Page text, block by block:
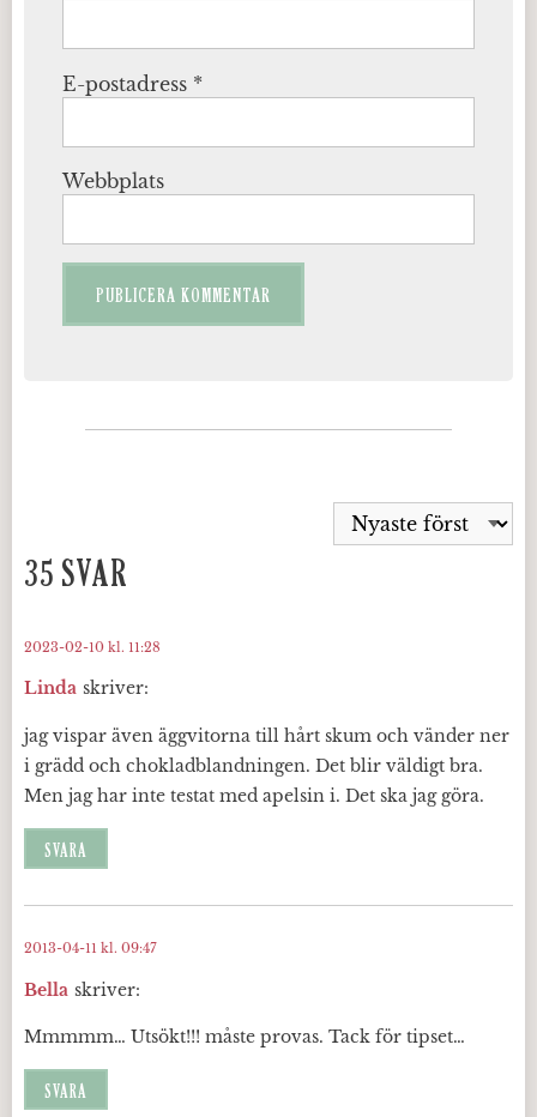
E-postadress *
Webbplats
35 SVAR
Linda skriver:
2023-02-10 kl. 11:28
jag vispar även äggvitorna till hårt skum och vänder ner
i grädd och chokladblandningen. Det blir väldigt bra.
Men jag har inte testat med apelsin i. Det ska jag göra.
SVARA
Bella skriver:
2013-04-11 kl. 09:47
Mmmmm… Utsökt!!! måste provas. Tack för tipset…
SVARA